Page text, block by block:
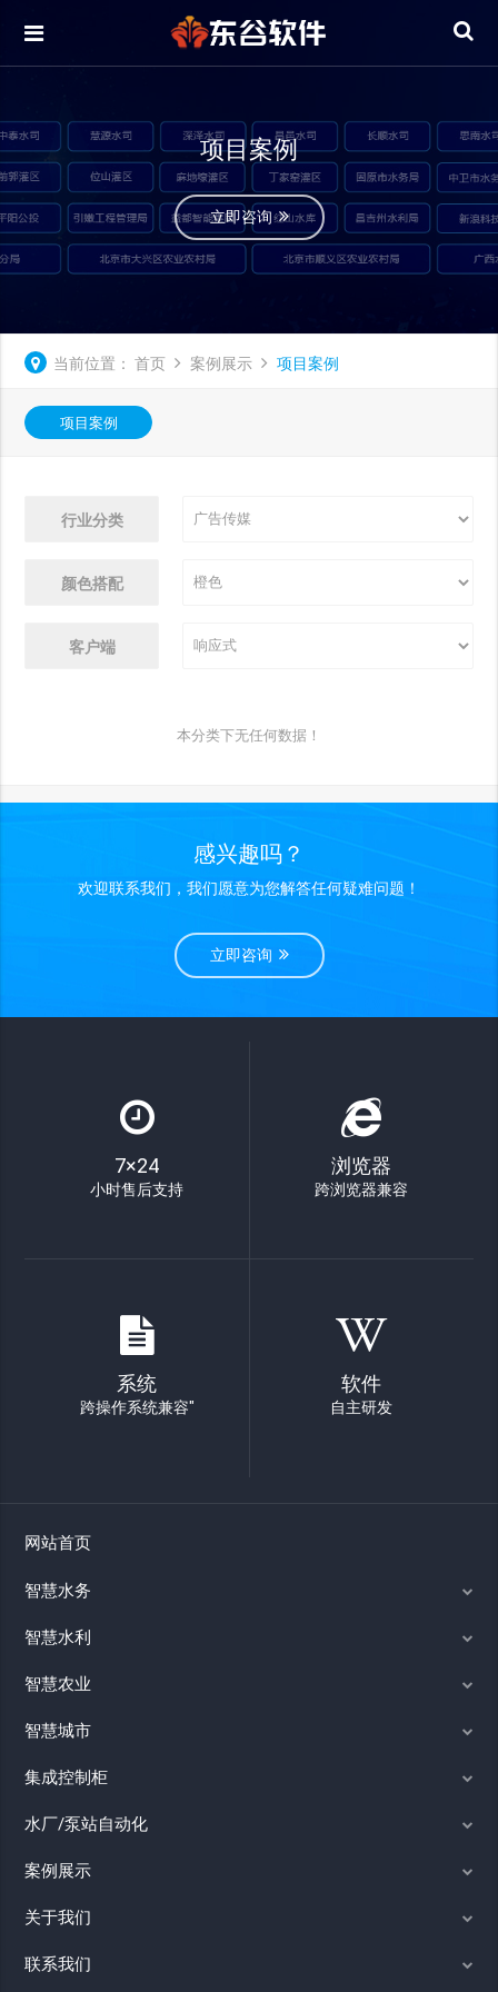
项目案例
立即咨询
当前位置： 首页 案例展示 项目案例
项目案例
行业分类
颜色搭配
客户端
本分类下无任何数据！
感兴趣吗？
欢迎联系我们，我们愿意为您解答任何疑难问题！
立即咨询
7×24
小时售后支持
浏览器
跨浏览器兼容
系统
跨操作系统兼容"
软件
自主研发
网站首页
智慧水务
智慧水利
智慧农业
智慧城市
集成控制柜
水厂/泵站自动化
案例展示
关于我们
联系我们